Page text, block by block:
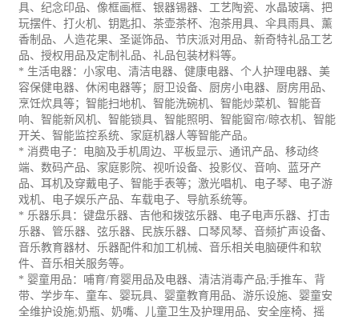
具、纪念印品、像框画框、银器锡器、工艺陶瓷、 水晶玻璃、把
玩摆件、 打火机、钥匙扣、 茶壶茶杯、泡茶用具、 伞具雨具、 薰
香制品、
人造花果、圣诞饰品、 节庆派对用品、新奇特礼品工艺
品、授权用品及定制礼品、 礼品包装材料等。
* 生活电器：小家电、清洁电器、健康电器、个人护理电器、美
容保健 电器、休闲电器等；厨卫设备、厨房小电器、厨房用品、
烹饪炊具等；智能扫地机、智能洗碗机、智能炒菜机、智能音
响、智能新风机、智能锁具、智能照明、智能窗帘/晾衣机、智能
开关、智能监控系统、家庭机器人等智能产品。
* 消费电子：电脑及手机周边、平板显示、通讯产品、移动终
端、 数码产品、家庭影院、视听设备、 投影仪、 音响、蓝牙产
品、耳机及穿戴电子、智能手表等； 激光唱机、电子琴、电子游
戏机、电子娱乐产品、 车载电子、导航系统等。
* 乐器乐具：键盘乐器、吉他和拨弦乐器、电子电声乐器、打击
乐器、管乐器、弦乐器、民族乐器、口琴风琴、音频扩声设备、
音乐教育器材、乐器配件和加工机械、音乐相关电脑硬件和软
件、音乐相关服务等。
* 婴童用品： 哺育/育婴用品及电器、清洁消毒产品;手推车、背
带、学步车、 童车、婴玩具、婴童教育用品、游乐设施、 婴童安
全维护设施;奶瓶、奶嘴、儿童卫生及护理用品、安全座椅、摇